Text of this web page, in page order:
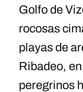
Golfo de
rocosas
playas de
Ribadeo,
peregrinos